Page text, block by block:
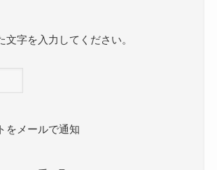
文字を入力してください。
をメールで通知